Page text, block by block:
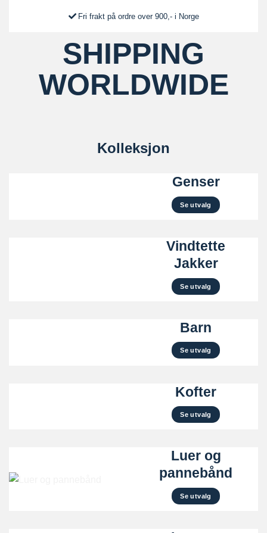
Fri frakt på ordre over 900,- i Norge
SHIPPING
WORLDWIDE
Kolleksjon
Genser
Se utvalg
Vindtette
Jakker
Se utvalg
Barn
Se utvalg
Kofter
Se utvalg
Luer og
pannebånd
Se utvalg